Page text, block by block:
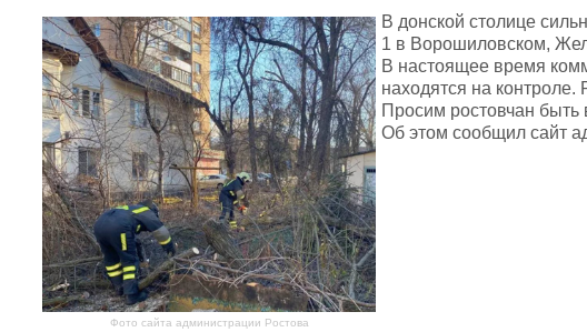
Фото сайта администрации Ростова
В донской столице
1 в Ворошиловском,
В настоящее время
находятся на
Просим ростовчан
Об этом сообщил сайт